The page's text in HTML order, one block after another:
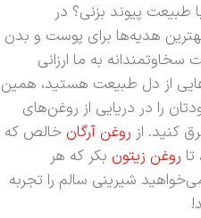
طبیعت پیوند بزنی؟ در
هدیه‌ها برای پوست و بدن
به ما ارزانی
از دل طبیعت هستید، همین
را در دریایی از روغن‌های
کنید. از روغن آرگان خالص که
روغن زیتون بکر که هر
شیرینی سالم را تجربه